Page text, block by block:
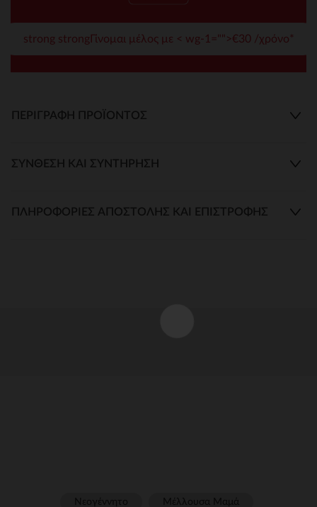
strong strongΓίνομαι μέλος με < wg-1="">€30 /χρόνο*
ΠΕΡΙΓΡΑΦΉ ΠΡΟΪΌΝΤΟΣ
ΣΎΝΘΕΣΗ ΚΑΙ ΣΥΝΤΉΡΗΣΗ
ΠΛΗΡΟΦΟΡΊΕΣ ΑΠΟΣΤΟΛΉΣ ΚΑΙ ΕΠΙΣΤΡΟΦΉΣ